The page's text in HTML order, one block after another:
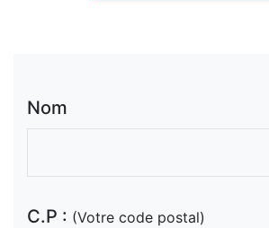
Nom
C.P : (Votre code postal)